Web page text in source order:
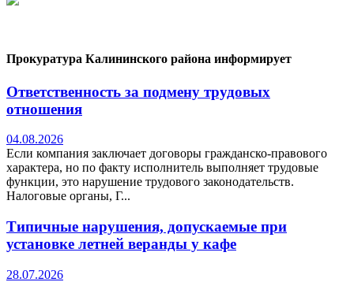
Прокуратура Калининского района информирует
Ответственность за подмену трудовых
отношения
04.08.2026
Если компания заключает договоры гражданско-правового
характера, но по факту исполнитель выполняет трудовые
функции, это нарушение трудового законодательств.
Налоговые органы, Г...
Типичные нарушения, допускаемые при
установке летней веранды у кафе
28.07.2026